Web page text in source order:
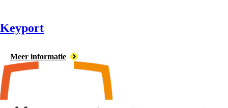
Keyport
Meer informatie